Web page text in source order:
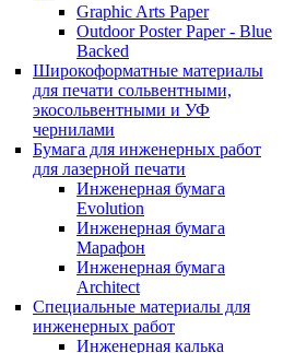
Graphic Arts Paper
Outdoor Poster Paper - Blue
Backed
Широкоформатные материалы
для печати сольвентными,
экосольвентными и УФ
чернилами
Бумага для инженерных работ
для лазерной печати
Инженерная бумага
Evolution
Инженерная бумага
Марафон
Инженерная бумага
Architect
Специальные материалы для
инженерных работ
Инженерная калька